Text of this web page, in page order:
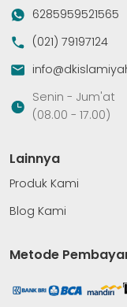
6285959521565
(021) 79197124
Senin - Jum'at
(08.00 - 17.00)
Lainnya
Produk Kami
Blog Kami
Metode